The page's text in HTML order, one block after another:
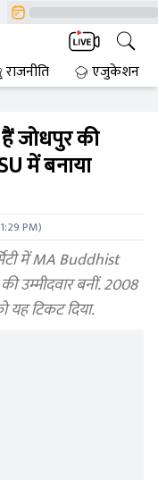
राजनीति एजुकेशन
जोधपुर की
में बनाया
PM)
में MA Buddhist
उम्मीदवार बनीं. 2008
यह टिकट दिया.